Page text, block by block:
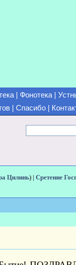
| Фонотека|
Спасибо
Цилинь) | Сретение